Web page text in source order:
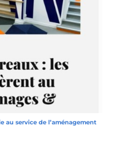
au service de l’aménagement